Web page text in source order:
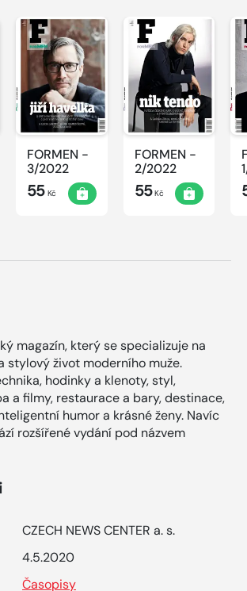
FORMEN -
3/2022
55Kč
FORMEN -
2/2022
55Kč
magazín, který se specializuje na
stylový život moderního muže.
hodinky a klenoty, styl,
a filmy, restaurace a bary, destinace,
humor a krásné ženy. Navíc
rozšířené vydání pod názvem
CZECH NEWS CENTER a. s.
4.5.2020
Časopisy